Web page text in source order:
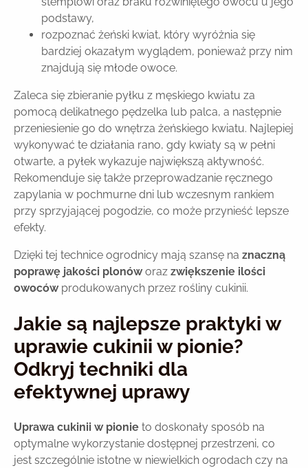
podstawy,
rozpoznać żeński kwiat, który wyróżnia się
bardziej okazałym wyglądem, ponieważ przy nim
znajdują się młode owoce.
Zaleca się zbieranie pyłku z męskiego kwiatu za
pomocą delikatnego pędzelka lub palca, a następnie
przeniesienie go do wnętrza żeńskiego kwiatu. Najlepiej
wykonywać te działania rano, gdy kwiaty są w pełni
otwarte, a pyłek wykazuje największą aktywność.
Rekomenduje się także przeprowadzanie ręcznego
zapylania w pochmurne dni lub wczesnym rankiem
przy sprzyjającej pogodzie, co może przynieść lepsze
efekty.
Dzięki tej technice ogrodnicy mają szansę na znaczną
poprawę jakości plonóworaz zwiększenie ilości
owocówprodukowanych przez rośliny cukinii.
Jakie są najlepsze praktyki w
uprawie cukinii w pionie?
Odkryj techniki dla
efektywnej uprawy
Uprawa cukinii w pionie to doskonały sposób na
optymalne wykorzystanie dostępnej przestrzeni, co
jest szczególnie istotne w niewielkich ogrodach czy na